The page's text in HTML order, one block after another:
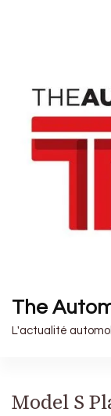
The
L'actualité
Model S